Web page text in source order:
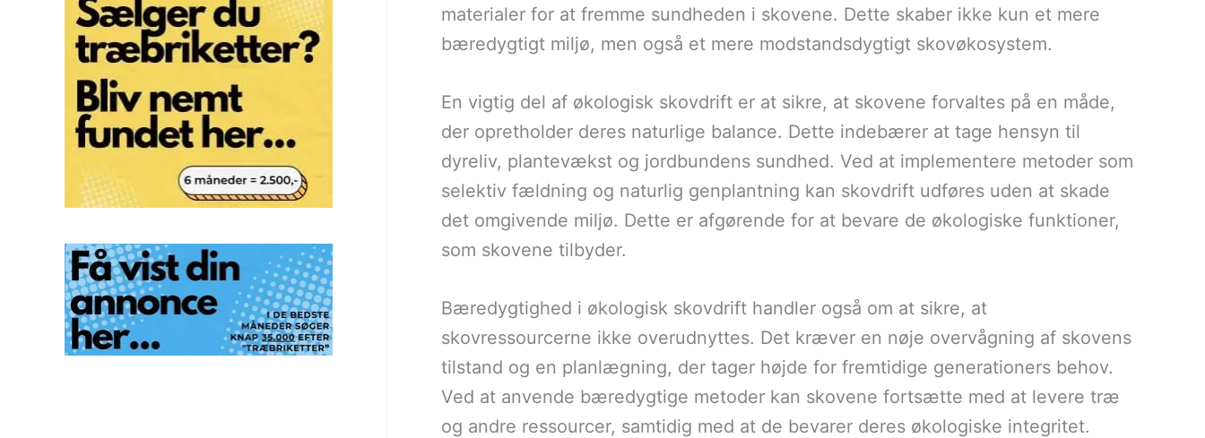
materialer for at fremme sundheden i skovene. Dette skaber ikke kun et mere
bæredygtigt miljø, men også et mere modstandsdygtigt skovøkosystem.
En vigtig del af økologisk skovdrift er at sikre, at skovene forvaltes på en måde,
der opretholder deres naturlige balance. Dette indebærer at tage hensyn til
dyreliv, plantevækst og jordbundens sundhed. Ved at implementere metoder som
selektiv fældning og naturlig genplantning kan skovdrift udføres uden at skade
det omgivende miljø. Dette er afgørende for at bevare de økologiske funktioner,
som skovene tilbyder.
Bæredygtighed i økologisk skovdrift handler også om at sikre, at
skovressourcerne ikke overudnyttes. Det kræver en nøje overvågning af skovens
tilstand og en planlægning, der tager højde for fremtidige generationers behov.
Ved at anvende bæredygtige metoder kan skovene fortsætte med at levere træ
og andre ressourcer, samtidig med at de bevarer deres økologiske integritet.